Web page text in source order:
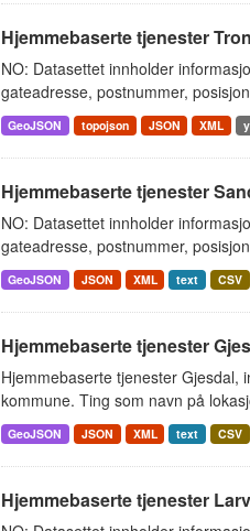
Hjemmebaserte tjenester
NO: Datasettet innholder
gateadresse, postnummer,
GeoJSON topojson JSON XML
Hjemmebaserte tjenester
NO: Datasettet innholder
gateadresse, postnummer,
GeoJSON JSON XML text CSV
Hjemmebaserte tjenester
Hjemmebaserte tjenester Gjesdal,
kommune. Ting som navn på
GeoJSON JSON XML text CSV
Hjemmebaserte tjenester